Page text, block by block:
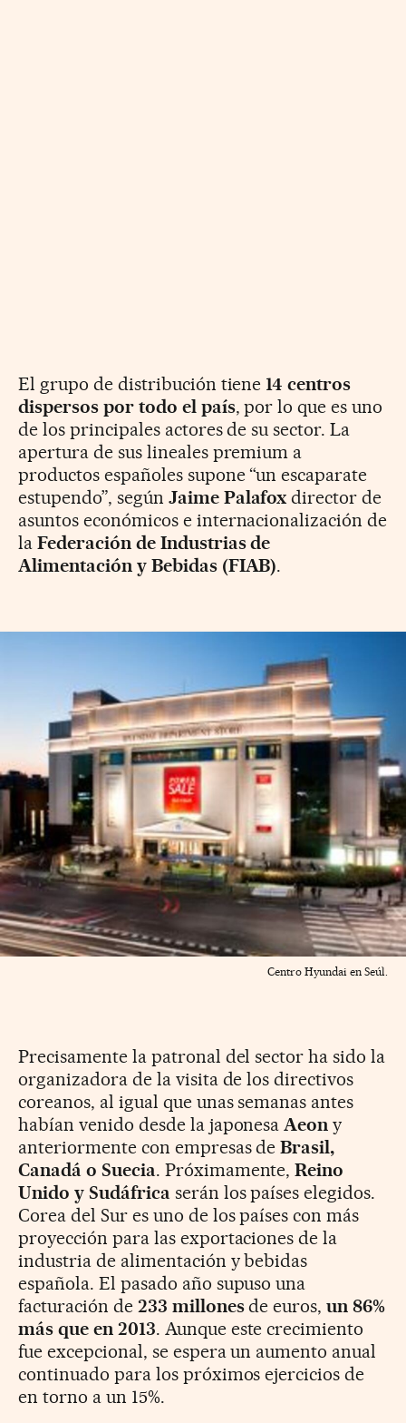
El grupo de distribución tiene 14 centros
dispersos por todo el país, por lo que es uno
de los principales actores de su sector. La
apertura de sus lineales premium a
productos españoles supone “un escaparate
estupendo”, según Jaime Palafox director de
asuntos económicos e internacionalización de
la Federación de Industrias de
Alimentación y Bebidas (FIAB).
Centro Hyundai en Seúl.
Precisamente la patronal del sector ha sido la
organizadora de la visita de los directivos
coreanos, al igual que unas semanas antes
habían venido desde la japonesaAeon y
anteriormente con empresas deBrasil,
Canadá o Suecia. Próximamente,Reino
Unido y Sudáfrica serán los países elegidos.
Corea del Sur es uno de los países con más
proyección para las exportaciones de la
industria de alimentación y bebidas
española. El pasado año supuso una
facturación de 233 millonesde euros,un 86%
más que en 2013. Aunque este crecimiento
fue excepcional, se espera un aumento anual
continuado para los próximos ejercicios de
en torno a un 15%.